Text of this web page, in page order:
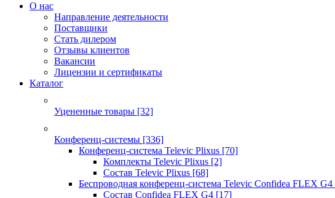
О нас
Направление деятельности
Поставщики
Стать дилером
Отзывы клиентов
Вакансии
Лицензии и сертификаты
Каталог
Уцененные товары [32]
Конференц-системы [336]
Конференц-система Televic Plixus [70]
Комплекты Televic Plixus [2]
Состав Televic Plixus [68]
Беспроводная конференц-система Televic Confidea FLEX G4
Состав Confidea FLEX G4 [17]